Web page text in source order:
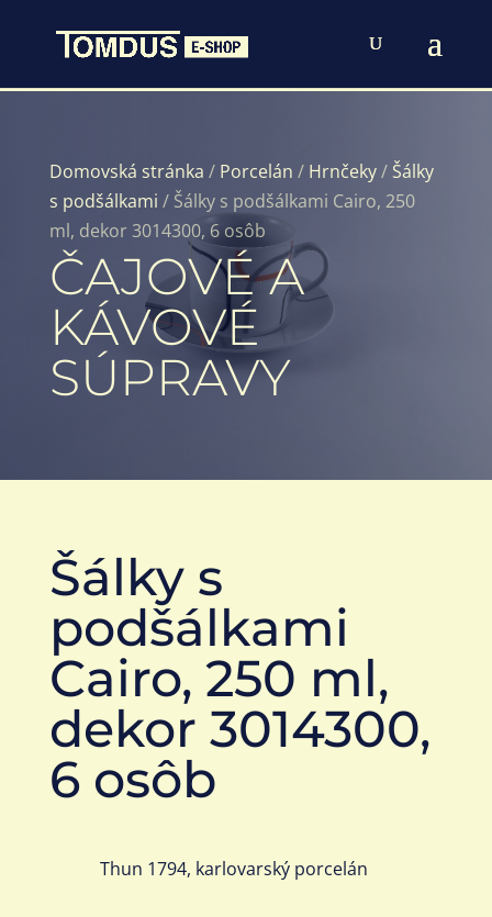
Domovská stránka / Porcelán / Hrnčeky/ Šálky
s podšálkami / Šálky s podšálkami Cairo, 250
ml, dekor 3014300, 6 osôb
ČAJOVÉ A
KÁVOVÉ
SÚPRAVY
Šálky s
podšálkami
Cairo, 250 ml,
dekor 3014300,
6 osôb
Thun 1794, karlovarský porcelán